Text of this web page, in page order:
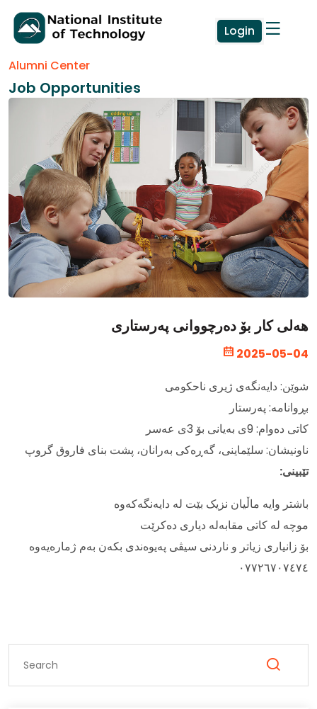
Login
Alumni Center
Job Opportunities
هەلی کار بۆ دەرچووانی پەرستاری
2025-05-04
شوێن: دایەنگەی ژیری ناحکومی
بڕوانامە: پەرستار
کاتی دەوام: 9ی بەیانی بۆ 3ی عەسر
ناونیشان: سلێماینی، گەڕەکی بەرانان، پشت بنای فاروق گروپ
تێبینی:
باشتر وایە ماڵیان نزیک بێت لە دایەنگەکەوە
موچە لە کاتی مقابەلە دیاری دەکرێت
بۆ زانیاری زیاتر و ناردنی سیڤی پەیوەندی بکەن بەم ژمارەیەوە
٠٧٧٢٦٧٠٧٤٧٤